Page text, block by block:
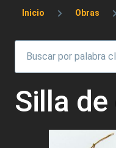
Sobrescribir
Inicio Obras
Silla